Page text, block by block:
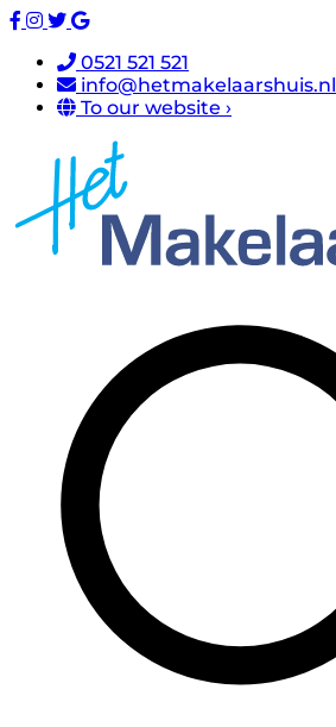
0521 521 521
info@hetmakelaarshuis.nl
To our website ›